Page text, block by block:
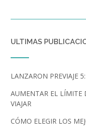
ULTIMAS
LANZARON PREVIAJE
AUMENTAR EL LÍMITE
VIAJAR
CÓMO ELEGIR LOS